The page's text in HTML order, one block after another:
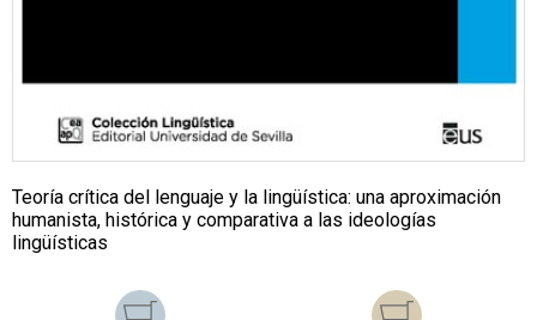
Teoría crítica del lenguaje y la lingüística: una aproximación
humanista, histórica y comparativa a las ideologías
lingüísticas